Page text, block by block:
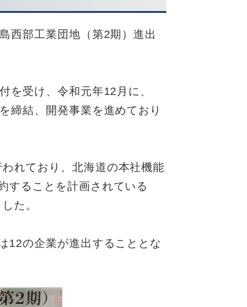
西部工業団地（第2期）進出
を受け、令和元年12月に、
締結、開発事業を進めており
れており、北海道の本社機能
することを計画されている
た。
12の企業が進出することとな